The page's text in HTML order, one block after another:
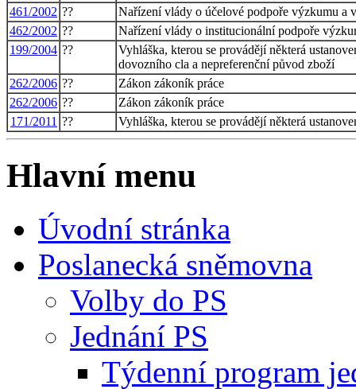
461/2002 ??
Nařízení vlády o účelové podpoře výzkumu a
462/2002 ??
Nařízení vlády o institucionální podpoře
199/2004 ??
Vyhláška, kterou se provádějí některá
dovozního cla a nepreferenční původ zboží
262/2006 ??
Zákon zákoník práce
262/2006 ??
Zákon zákoník práce
171/2011 ?? Vyhláška, kterou se provádějí některá
Hlavní menu
Úvodní stránka
Poslanecká sněmovna
Volby do PS
Jednání PS
Týdenní program